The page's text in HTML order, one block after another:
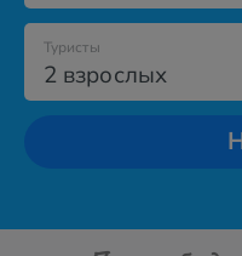
2 взрослых
Туристы